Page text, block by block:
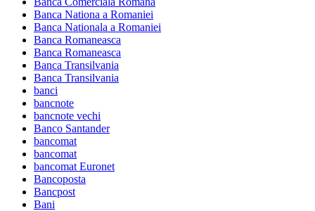
Banca Nationa a Romaniei
Banca Nationala a Romaniei
Banca Romaneasca
Banca Romaneasca
Banca Transilvania
Banca Transilvania
banci
bancnote
bancnote vechi
Banco Santander
bancomat
bancomat
bancomat Euronet
Bancoposta
Bancpost
Bani